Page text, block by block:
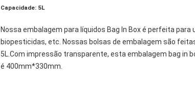
Capacidade: 5L
Nossa embalagem para líquidos Bag In Box é perfeita
biopesticidas, etc. Nossas bolsas de embalagem são
5L.Com impressão transparente, esta embalagem bag in
é 400mm*330mm.